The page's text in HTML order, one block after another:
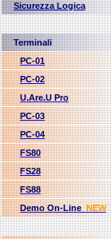
Sicurezza Logica
Terminali
PC-01
PC-02
U.Are.U Pro
PC-03
PC-04
FS80
FS28
FS88
Demo On-LineNEW